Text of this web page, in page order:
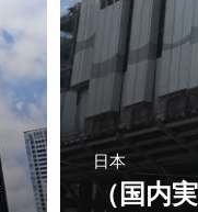
日本
（国内